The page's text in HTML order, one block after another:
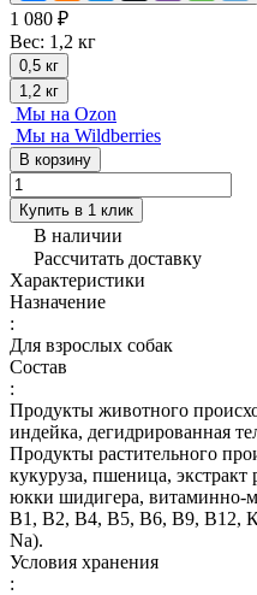
1 080 ₽
Вес: 1,2 кг
0,5 кг
1,2 кг
Мы на Ozon
Мы на Wildberries
В корзину
Купить в 1 клик
В наличии
Рассчитать доставку
Характеристики
Назначение
:
Для взрослых собак
Состав
:
Продукты животного
индейка, дегидрированная
Продукты растительного
кукуруза, пшеница, экстракт
юкки шидигера, витаминно-
В1, В2, В4, В5, В6, В9, В12,
Na).
Условия хранения
: